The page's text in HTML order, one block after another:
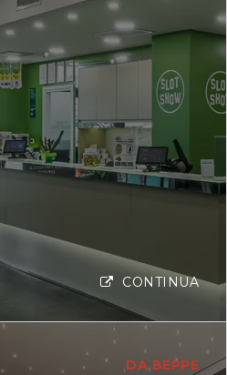
CONTINUA
DA BEPPE